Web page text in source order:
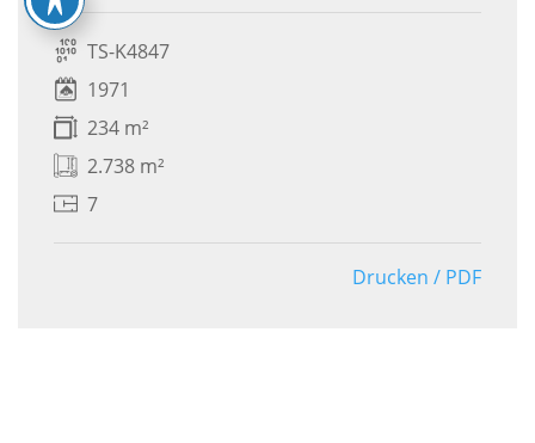
TS-K4847
1971
234 m²
2.738 m²
7
Drucken / PDF